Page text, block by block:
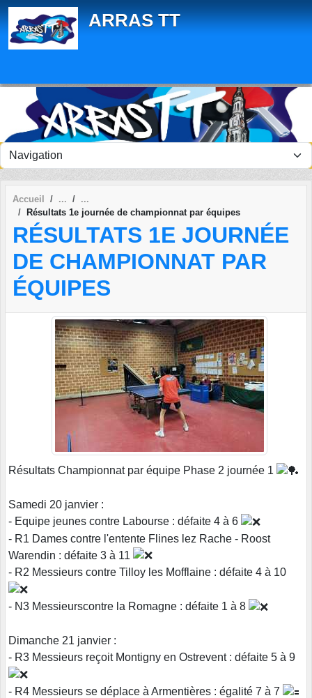
ARRAS TT
Accueil
Résultats 1e journée de championnat par équipes
RÉSULTATS 1E JOURNÉE
DE CHAMPIONNAT PAR
ÉQUIPES
Résultats Championnat par équipe Phase 2 journée 1
Samedi 20 janvier :
- Equipe jeunes contre Labourse : défaite 4 à 6
- R1 Dames contre l'entente Flines lez Rache - Roost
Warendin : défaite 3 à 11
- R2 Messieurs contre Tilloy les Mofflaine : défaite 4 à 10
- N3 Messieurscontre la Romagne : défaite 1 à 8
Dimanche 21 janvier :
- R3 Messieurs reçoit Montigny en Ostrevent : défaite 5 à 9
- R4 Messieurs se déplace à Armentières : égalité 7 à 7
Panneau de gestion des cookies